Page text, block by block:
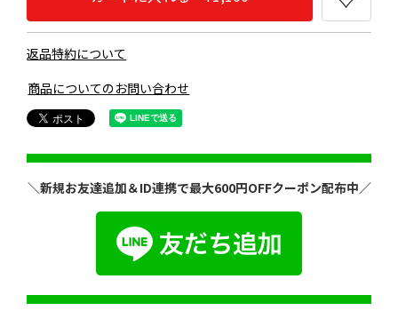
返品特約について
商品についてのお問い合わせ
＼新規お友達追加＆ID連携で最大600円OFFクーポン配布中／